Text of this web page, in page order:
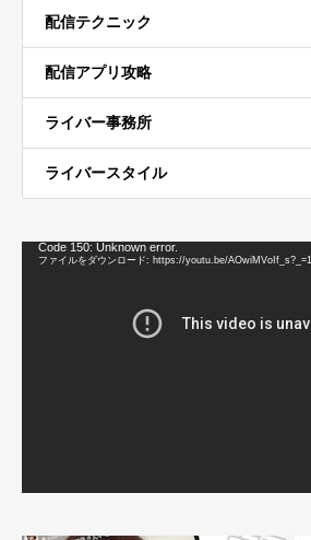
配信テクニック
配信アプリ攻略
ライバー事務所
ライバースタイル
Code 150: Unknown error.
ファイルをダウンロード: https://youtu.be/AOwiMVoIf_s?_=1